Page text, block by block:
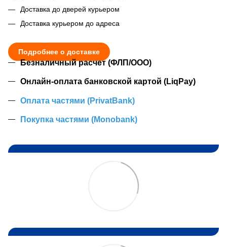
Доставка до дверей курьером
Доставка курьером до адреса
Подробнее о доставке
Безналичный расчет (ФЛП/ООО)
Онлайн-оплата банковской картой (LiqPay)
Оплата частями (PrivatBank)
Покупка частями (Monobank)